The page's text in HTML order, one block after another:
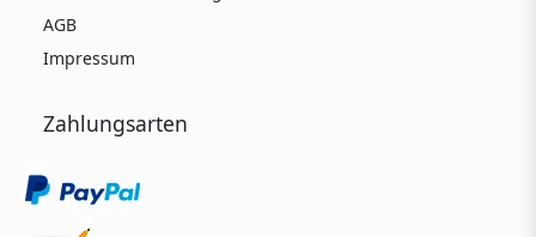
AGB
Impressum
Zahlungsarten